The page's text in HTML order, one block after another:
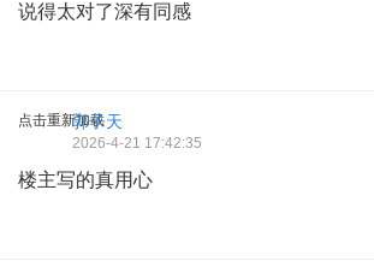
说得太对了深有同感
点击重新加载
郭子天
2026-4-21 17:42:35
楼主写的真用心